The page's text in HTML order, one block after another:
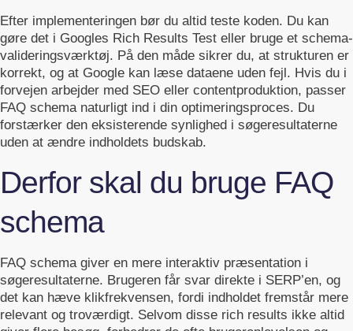
Efter implementeringen bør du altid teste koden. Du kan
gøre det i Googles Rich Results Test eller bruge et schema-
valideringsværktøj. På den måde sikrer du, at strukturen er
korrekt, og at Google kan læse dataene uden fejl. Hvis du i
forvejen arbejder med SEO eller contentproduktion, passer
FAQ schema naturligt ind i din optimeringsproces. Du
forstærker den eksisterende synlighed i søgeresultaterne
uden at ændre indholdets budskab.
Derfor skal du bruge FAQ
schema
FAQ schema giver en mere interaktiv præsentation i
søgeresultaterne. Brugeren får svar direkte i SERP’en, og
det kan hæve klikfrekvensen, fordi indholdet fremstår mere
relevant og troværdigt. Selvom disse rich results ikke altid